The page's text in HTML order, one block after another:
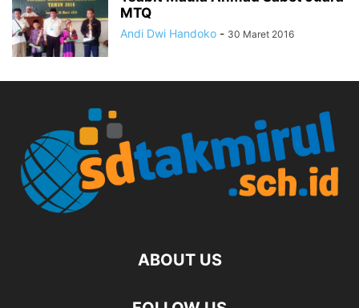
MTQ
Andi Dwi Handoko - 30 Maret 2016
ABOUT US